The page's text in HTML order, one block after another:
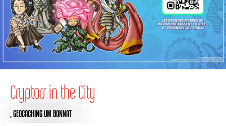
Cryptors in the City
,GEOCACHINGUM BONNAT